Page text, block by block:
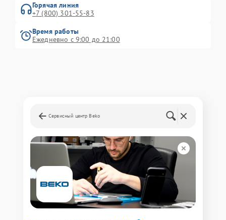
Горячая линия
+7 (800) 301-55-83
Время работы
Ежедневно с 9:00 до 21:00
Сервисный центр Beko